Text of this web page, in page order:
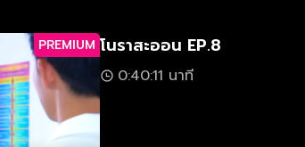
PREMIUM โนราสะออน EP.8
0:40:11 นาที